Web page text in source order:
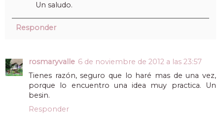
Un saludo.
Responder
rosmaryvalle 6 de noviembre de 2012 a las 23:57
Tienes razón, seguro que lo haré mas de una vez,
porque lo encuentro una idea muy practica. Un
besin.
Responder